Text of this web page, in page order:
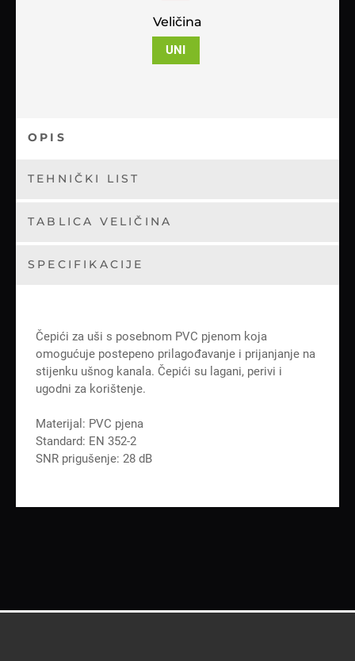
Veličina
UNI
OPIS
TEHNIČKI LIST
TABLICA VELIČINA
SPECIFIKACIJE
Čepići za uši s posebnom PVC pjenom koja
omogućuje postepeno prilagođavanje i prijanjanje na
stijenku ušnog kanala. Čepići su lagani, perivi i
ugodni za korištenje.
Materijal: PVC pjena
Standard: EN 352-2
SNR prigušenje: 28 dB